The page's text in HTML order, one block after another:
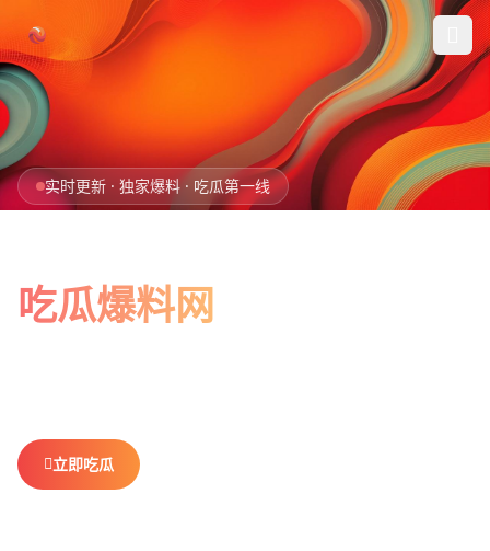
首页
今日爆料
实时更新 · 独家爆料 · 吃瓜第一线
吃瓜爆料网
立即吃瓜